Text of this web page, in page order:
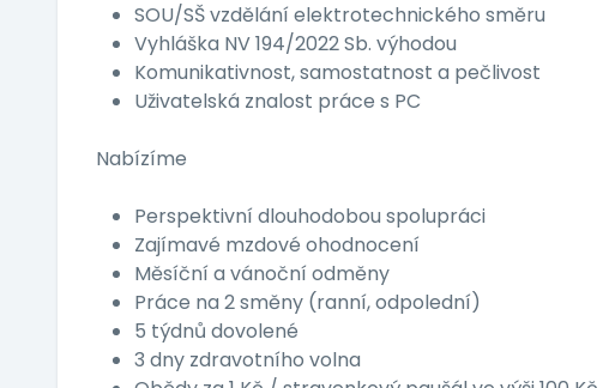
SOU/SŠ vzdělání elektrotechnického směru
Vyhláška NV 194/2022 Sb. výhodou
Komunikativnost, samostatnost a pečlivost
Uživatelská znalost práce s PC
Nabízíme
Perspektivní dlouhodobou spolupráci
Zajímavé mzdové ohodnocení
Měsíční a vánoční odměny
Práce na 2 směny (ranní, odpolední)
5 týdnů dovolené
3 dny zdravotního volna